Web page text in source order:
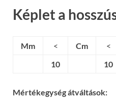
Képlet a
Mm < Cm <
10
10
Mértékegység átváltások: